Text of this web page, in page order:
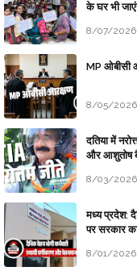
के घर भी
8/07/2026
MP ओबीसी
8/05/2026
दतिया में
और आशुतोष
8/03/2026
मध्य प्रदेश:
पर सरकार
8/01/2026